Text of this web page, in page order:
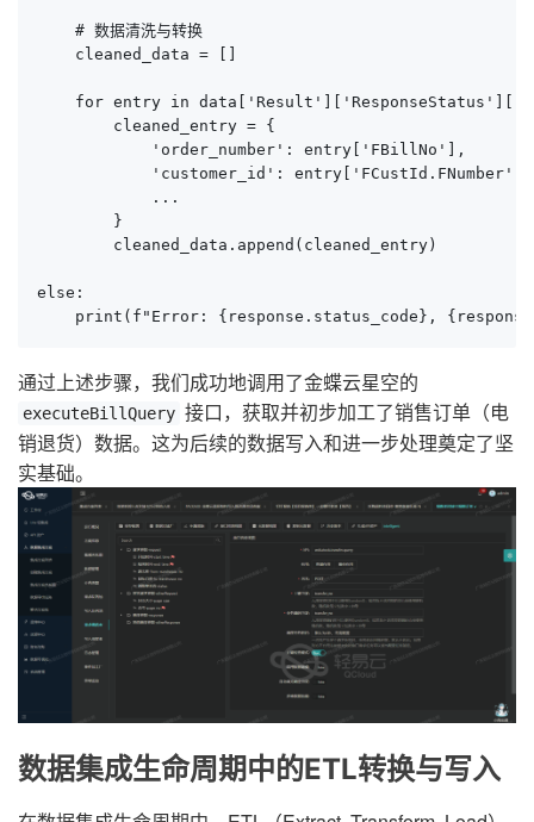
    # 数据清洗与转换
    cleaned_data = []
for entry in
        cleaned_entry = {
            'order_number': entry['FBillNo'],
            'customer_id': entry['FCustId.FNumber'],
            ...
        }
        cleaned_data.append(cleaned_entry)
else:
print(f"Error: {response.status_code},
通过上述步骤，我们成功地调用了金蝶云星空的
executeBillQuery 接口，获取并初步加工了销售订单（电
销退货）数据。这为后续的数据写入和进一步处理奠定了坚
实基础。
数据集成生命周期中的ETL转换与写入